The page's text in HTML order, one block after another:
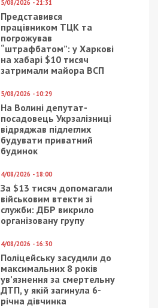
5/08/2026 - 21:31
Представився
працівником ТЦК та
погрожував
“штрафбатом”: у Харкові
на хабарі $10 тисяч
затримали майора ВСП
5/08/2026 - 10:29
На Волині депутат-
посадовець Укрзалізниці
відряджав підлеглих
будувати приватний
будинок
4/08/2026 - 18:00
За $13 тисяч допомагали
військовим втекти зі
служби: ДБР викрило
організовану групу
4/08/2026 - 16:30
Поліцейську засудили до
максимальних 8 років
ув’язнення за смертельну
ДТП, у якій загинула 6-
річна дівчинка